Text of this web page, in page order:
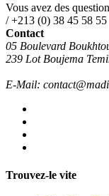
Vous avez des
/ +213 (0) 38 45 58 55
Contact
05 Boulevard
239 Lot Boujema
E-Mail:
Trouvez-le vite